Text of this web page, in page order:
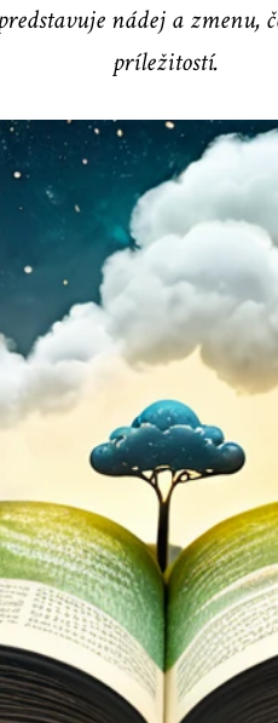
nádej a
príležitostí.